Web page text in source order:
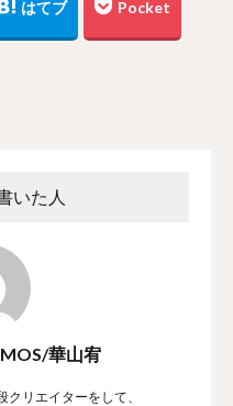
いた人
華山宥
リエイターをして、